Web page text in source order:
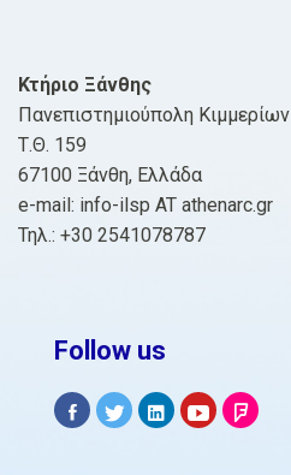
Κτήριο Ξάνθης
Πανεπιστημιούπολη Κιμμερίων
Τ.Θ. 159
67100 Ξάνθη, Ελλάδα
e-mail: info-ilsp AT athenarc.gr
Τηλ.: +30 2541078787
Follow us